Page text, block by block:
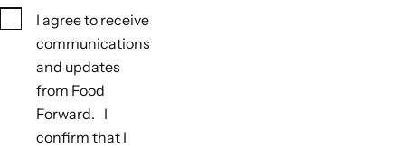
ConsentI agree to receive
communications
and updates
from Food
Forward. I
confirm that I